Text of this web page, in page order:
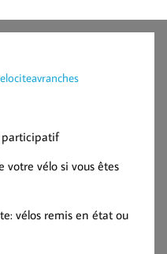
participatif
votre vélo si vous êtes
vélos remis en état ou